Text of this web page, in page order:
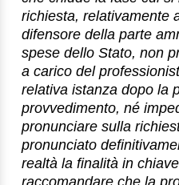
richiesta, relativamente
difensore della parte
spese dello Stato, non
a carico del
relativa istanza dopo la
provvedimento, né
pronunciare sulla
pronunciato
realtà la finalità in
raccomandare che la